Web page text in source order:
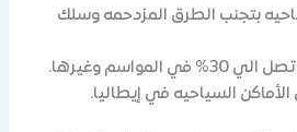
بتجنب الطرق المزدحمه وسلك
وغيرها.
السياحيه في إيطاليا.